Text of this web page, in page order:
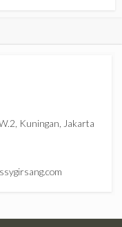
Kuningan, Jakarta